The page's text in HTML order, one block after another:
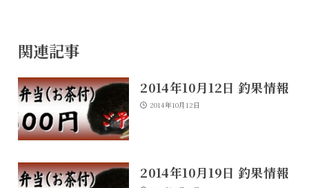
関連記事
2014年10月12日 釣果情報
2014年10月12日
2014年10月19日 釣果情報